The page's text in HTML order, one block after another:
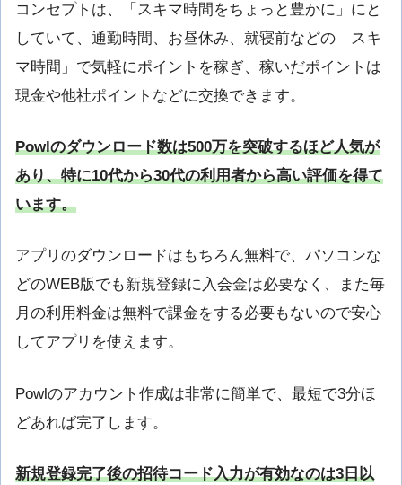
コンセプトは、「スキマ時間をちょっと豊かに」にと
していて、通勤時間、お昼休み、就寝前などの「スキ
マ時間」で気軽にポイントを稼ぎ、稼いだポイントは
現金や他社ポイントなどに交換できます。
Powlのダウンロード数は500万を突破するほど人気が
あり、特に10代から30代の利用者から高い評価を得て
います。
アプリのダウンロードはもちろん無料で、パソコンな
どのWEB版でも新規登録に入会金は必要なく、また毎
月の利用料金は無料で課金をする必要もないので安心
してアプリを使えます。
Powlのアカウント作成は非常に簡単で、最短で3分ほ
どあれば完了します。
新規登録完了後の招待コード入力が有効なのは3日以